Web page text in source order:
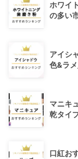
ホワイ
の多い
アイシ
色&ラ
マニキ
乾タイ
口紅お